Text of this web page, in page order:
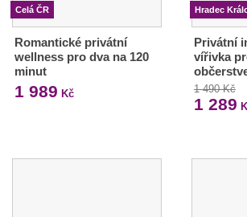
Celá ČR
Romantické privátní
wellness pro dva na 120
minut
1 989 Kč
Hradec
Privátní
vířivka
1 490 Kč
1 289